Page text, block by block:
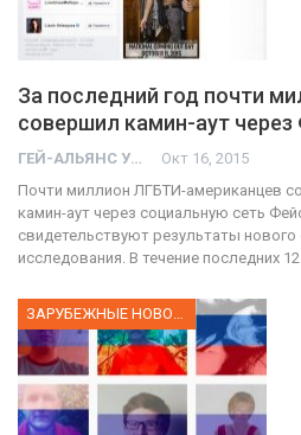
За последний год почти
совершил камин-аут через
ГЕЙ-АЛЬЯНС УКРАИНА Окт 16, 2015
Почти миллион ЛГБТИ-американцев
камин-аут через социальную сеть
свидетельствуют результаты нового
исследования. В течение последних
ЗАРУБЕЖНЫЕ НОВОСТИ